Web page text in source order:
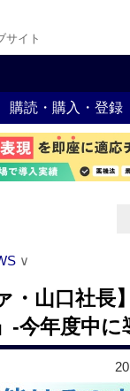
サイト
購読・購入・登録
∨
・山口社長
‐今年度中に